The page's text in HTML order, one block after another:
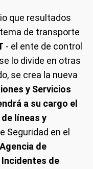
que resultados
de transporte
- el ente de control
lo divide en otras
se crea la nueva
y Servicios
a su cargo el
líneas y
Seguridad en el
Agencia de
de